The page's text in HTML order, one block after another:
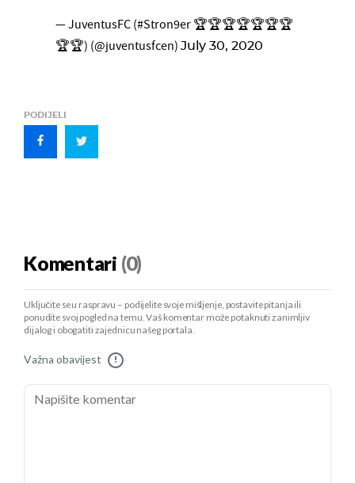
— JuventusFC (#Stron9er 🏆🏆🏆🏆🏆🏆🏆
🏆🏆) (@juventusfcen) July 30, 2020
PODIJELI
Komentari (0)
Uključite se u raspravu – podijelite svoje mišljenje, postavite pitanja ili
ponudite svoj pogled na temu. Vaš komentar može potaknuti zanimljiv
dijalog i obogatiti zajednicu našeg portala.
Važna obavijest !